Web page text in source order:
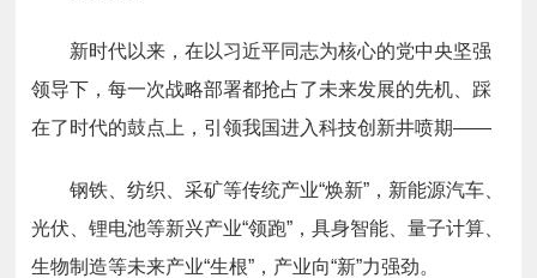
新时代以来，在以习近平同志为核心的党中央坚强
领导下，每一次战略部署都抢占了未来发展的先机、踩
在了时代的鼓点上，引领我国进入科技创新井喷期——
钢铁、纺织、采矿等传统产业“焕新”，新能源汽车、
光伏、锂电池等新兴产业“领跑”，具身智能、量子计算、
生物制造等未来产业“生根”，产业向“新”力强劲。